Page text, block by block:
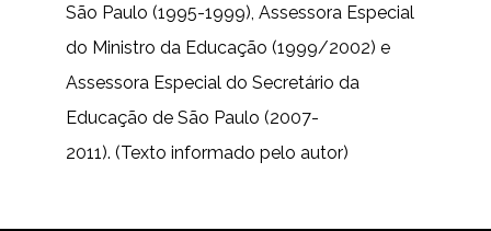
São Paulo (1995-1999), Assessora Especial
do Ministro da Educação (1999/2002) e
Assessora Especial do Secretário da
Educação de São Paulo (2007-
2011). (Texto informado pelo autor)